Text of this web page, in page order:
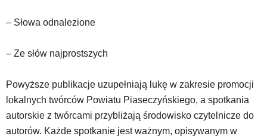
– Słowa odnalezione
– Ze słów najprostszych
Powyższe publikacje uzupełniają lukę w zakresie promocji
lokalnych twórców Powiatu Piaseczyńskiego, a spotkania
autorskie z twórcami przybliżają środowisko czytelnicze do
autorów. Każde spotkanie jest ważnym, opisywanym w